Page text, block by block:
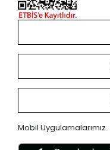
Mobil Uygulamalarımız